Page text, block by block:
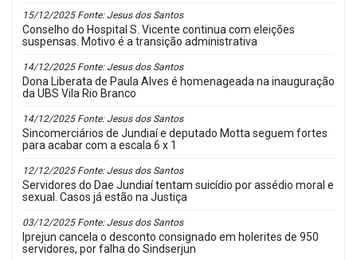
15/12/2025 Fonte: Jesus dos Santos
Conselho do Hospital S. Vicente continua com eleições
suspensas. Motivo é a transição administrativa
14/12/2025 Fonte: Jesus dos Santos
Dona Liberata de Paula Alves é homenageada na inauguração
da UBS Vila Rio Branco
14/12/2025 Fonte: Jesus dos Santos
Sincomerciários de Jundiaí e deputado Motta seguem fortes
para acabar com a escala 6 x 1
12/12/2025 Fonte: Jesus dos Santos
Servidores do Dae Jundiaí tentam suicídio por assédio moral e
sexual. Casos já estão na Justiça
03/12/2025 Fonte: Jesus dos Santos
Iprejun cancela o desconto consignado em holerites de 950
servidores, por falha do Sindserjun